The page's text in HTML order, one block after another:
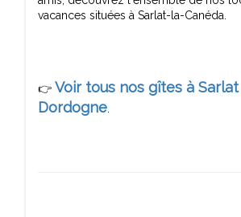
👉 Voir tous nos gîtes à
Dordogne